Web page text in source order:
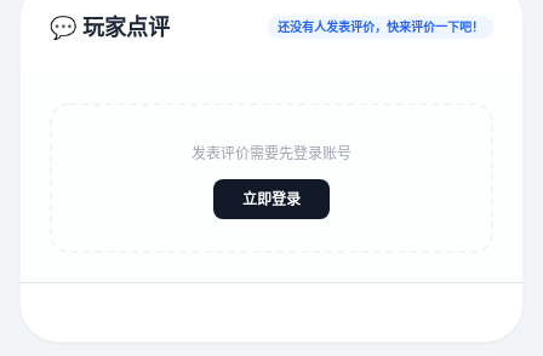
💬 玩家点评 还没有人发表评价，快来评价一下吧！
发表评价需要先登录账号
立即登录